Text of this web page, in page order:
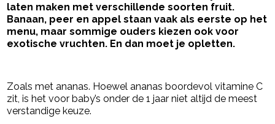
laten maken met verschillende soorten fruit.
Banaan, peer en appel staan vaak als eerste op het
menu, maar sommige ouders kiezen ook voor
exotische vruchten. En dan moet je opletten.
Zoals met ananas. Hoewel ananas boordevol vitamine C
zit, is het voor baby’s onder de 1 jaar niet altijd de meest
verstandige keuze.